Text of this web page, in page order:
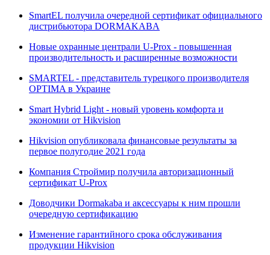
SmartEL получила очередной сертификат официального
дистрибьютора DORMAKABA
Новые охранные централи U-Prox - повышенная
производительность и расширенные возможности
SMARTEL - представитель турецкого производителя
OPTIMA в Украине
Smart Hybrid Light - новый уровень комфорта и
экономии от Hikvision
Hikvision опубликовала финансовые результаты за
первое полугодие 2021 года
Компания Строймир получила авторизационный
сертификат U-Prox
Доводчики Dormakaba и аксессуары к ним прошли
очередную сертификацию
Изменение гарантийного срока обслуживания
продукции Hikvision